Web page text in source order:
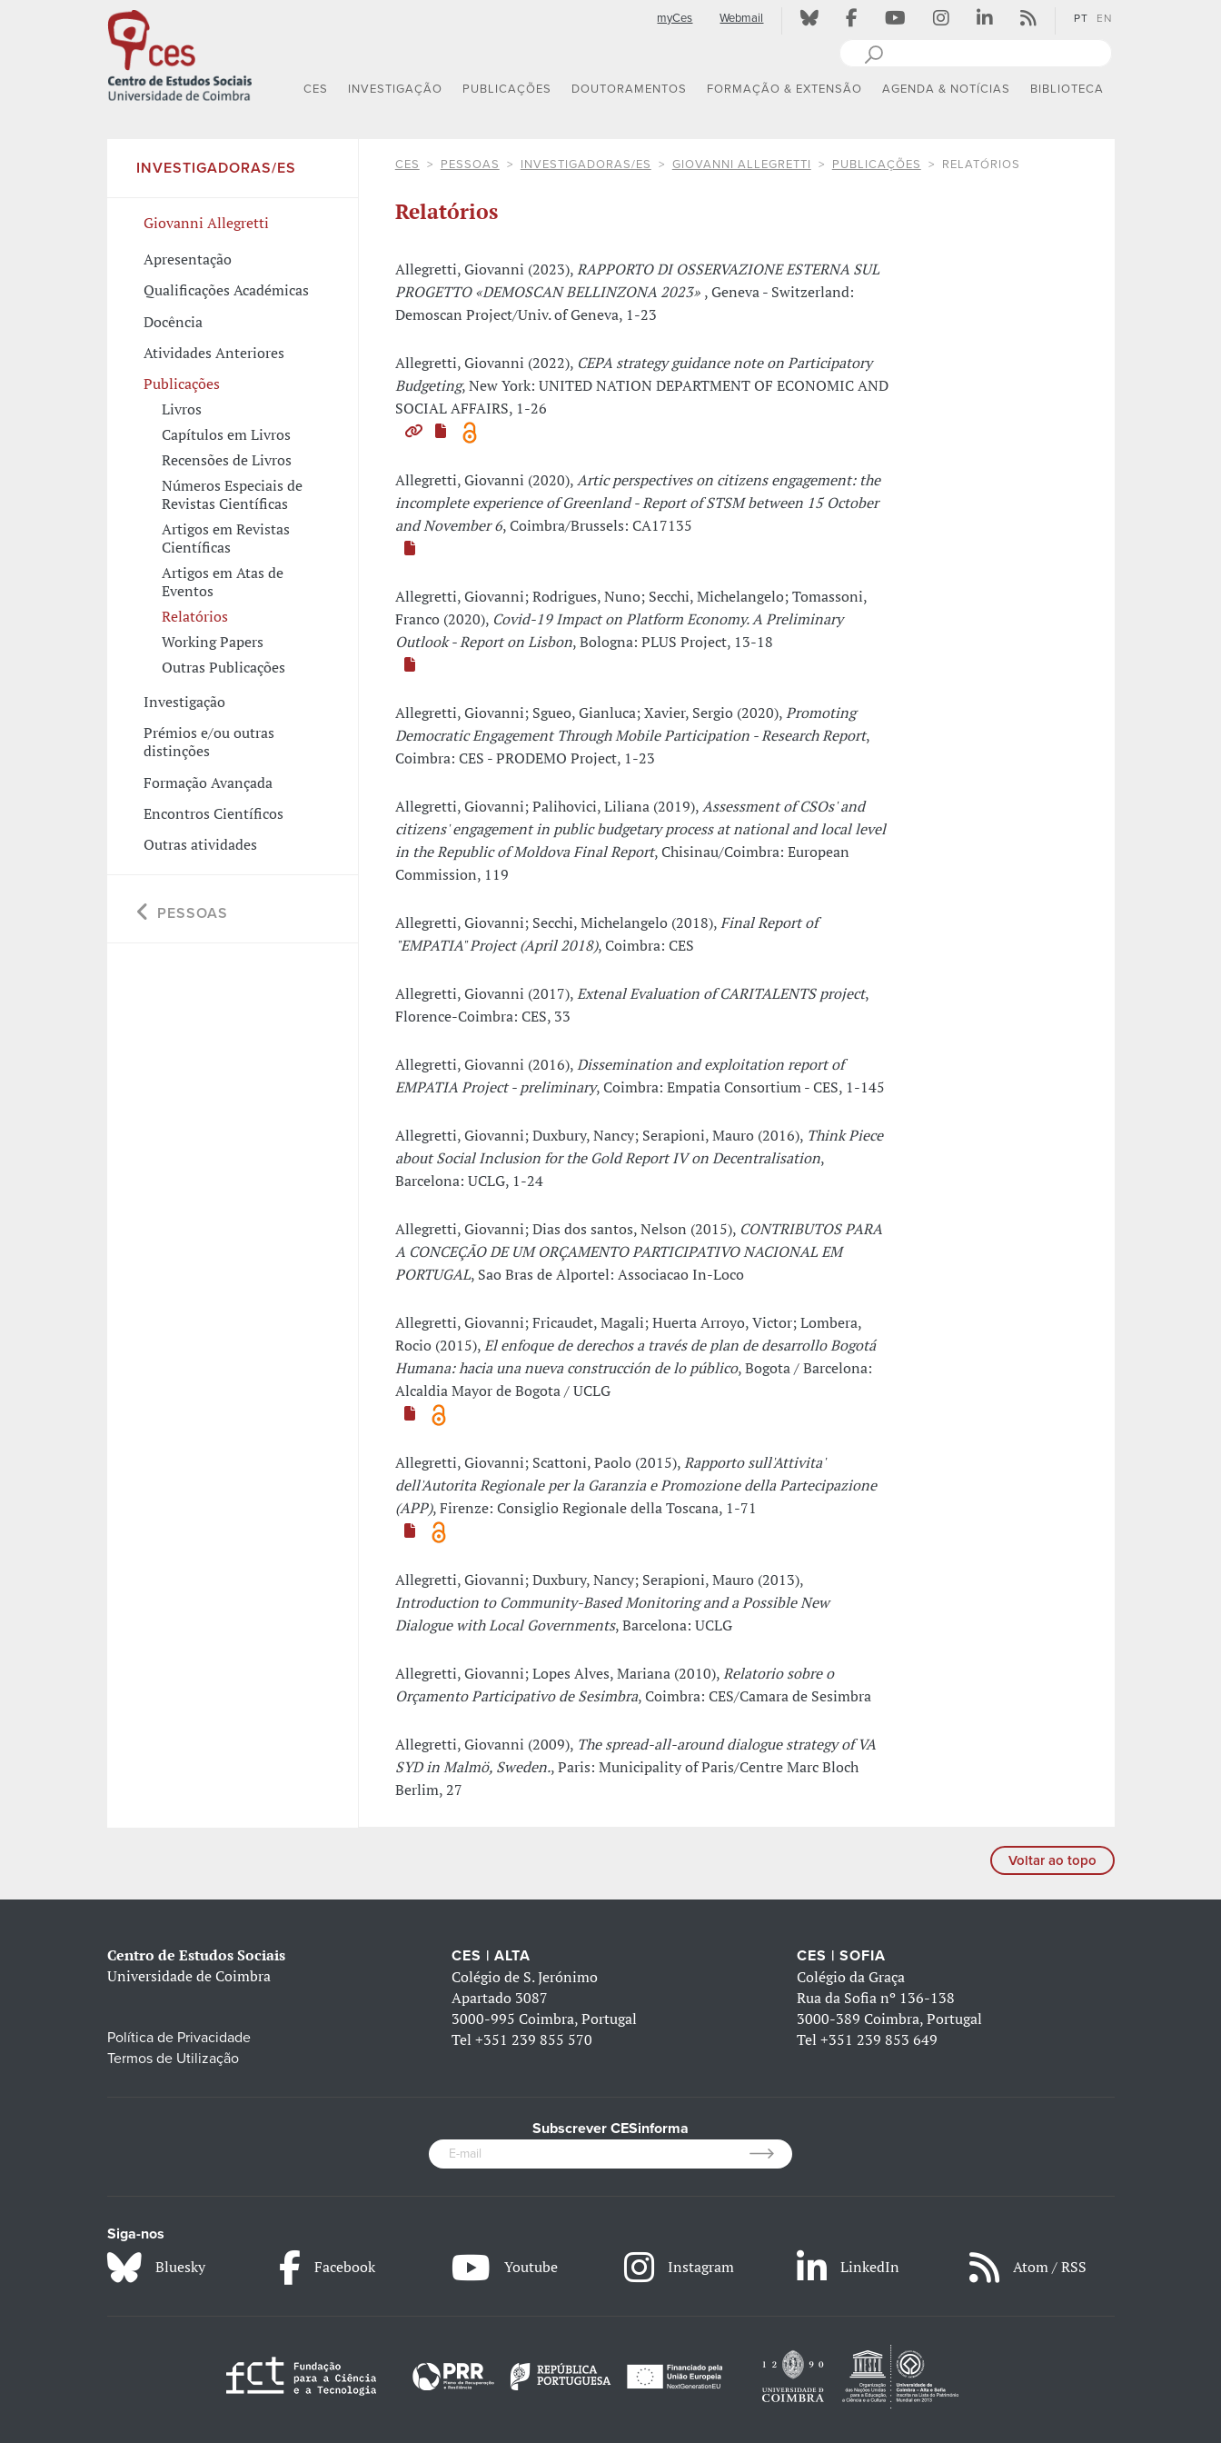
myCes Webmail PT EN
CES INVESTIGAÇÃO PUBLICAÇÕES DOUTORAMENTOS FORMAÇÃO & EXTENSÃO AGENDA & NOTÍCIAS BIBLIOTECA
INVESTIGADORAS/ES
Giovanni Allegretti
Apresentação
Qualificações Académicas
Docência
Atividades Anteriores
Publicações
Livros
Capítulos em Livros
Recensões de Livros
Números Especiais de
Revistas Científicas
Artigos em Revistas
Científicas
Artigos em Atas de
Eventos
Relatórios
Working Papers
Outras Publicações
Investigação
Prémios e/ou outras
distinções
Formação Avançada
Encontros Científicos
Outras atividades
PESSOAS
CES PESSOAS INVESTIGADORAS/ES GIOVANNI ALLEGRETTI PUBLICAÇÕES RELATÓRIOS
Relatórios
Allegretti, Giovanni (2023),RAPPORTO DI OSSERVAZIONE ESTERNA SUL
PROGETTO «DEMOSCAN BELLINZONA 2023» , Geneva - Switzerland:
Demoscan Project/Univ. of Geneva, 1-23
Allegretti, Giovanni (2022), CEPA strategy guidance note on Participatory
Budgeting, New York: UNITED NATION DEPARTMENT OF ECONOMIC AND
SOCIAL AFFAIRS, 1-26
Allegretti, Giovanni (2020),Artic perspectives on citizens engagement: the
incomplete experience of Greenland - Report of STSM between 15 October
and November 6, Coimbra/Brussels: CA17135
Allegretti, Giovanni; Rodrigues, Nuno; Secchi, Michelangelo; Tomassoni,
Franco (2020), Covid-19 Impact on Platform Economy. A Preliminary
Outlook - Report on Lisbon, Bologna: PLUS Project, 13-18
Allegretti, Giovanni; Sgueo, Gianluca; Xavier, Sergio (2020),Promoting
Democratic Engagement Through Mobile Participation - Research Report,
Coimbra: CES - PRODEMO Project, 1-23
Allegretti, Giovanni; Palihovici, Liliana (2019),Assessment of CSOs' and
citizens' engagement in public budgetary process at national and local level
in the Republic of Moldova Final Report, Chisinau/Coimbra: European
Commission, 119
Allegretti, Giovanni; Secchi, Michelangelo (2018),Final Report of
"EMPATIA" Project (April 2018), Coimbra: CES
Allegretti, Giovanni (2017),Extenal Evaluation of CARITALENTS project,
Florence-Coimbra: CES, 33
Allegretti, Giovanni (2016),Dissemination and exploitation report of
EMPATIA Project - preliminary, Coimbra: Empatia Consortium - CES, 1-145
Allegretti, Giovanni; Duxbury, Nancy; Serapioni, Mauro (2016), Think Piece
about Social Inclusion for the Gold Report IV on Decentralisation,
Barcelona: UCLG, 1-24
Allegretti, Giovanni; Dias dos santos, Nelson (2015), CONTRIBUTOS PARA
A CONCEÇÃO DE UM ORÇAMENTO PARTICIPATIVO NACIONAL EM
PORTUGAL, Sao Bras de Alportel: Associacao In-Loco
Allegretti, Giovanni; Fricaudet, Magali; Huerta Arroyo, Victor; Lombera,
Rocio (2015),El enfoque de derechos a través de plan de desarrollo Bogotá
Humana: hacia una nueva construcción de lo público, Bogota / Barcelona:
Alcaldia Mayor de Bogota / UCLG
Allegretti, Giovanni; Scattoni, Paolo (2015),Rapporto sull'Attivita'
dell'Autorita Regionale per la Garanzia e Promozione della Partecipazione
(APP), Firenze: Consiglio Regionale della Toscana, 1-71
Allegretti, Giovanni; Duxbury, Nancy; Serapioni, Mauro (2013),
Introduction to Community-Based Monitoring and a Possible New
Dialogue with Local Governments, Barcelona: UCLG
Allegretti, Giovanni; Lopes Alves, Mariana (2010),Relatorio sobre o
Orçamento Participativo de Sesimbra, Coimbra: CES/Camara de Sesimbra
Allegretti, Giovanni (2009), The spread-all-around dialogue strategy of VA
SYD in Malmö, Sweden., Paris: Municipality of Paris/Centre Marc Bloch
Berlim, 27
Voltar ao topo
Centro de Estudos Sociais
Universidade de Coimbra
Política de Privacidade
Termos de Utilização
CES | ALTA
Colégio de S. Jerónimo
Apartado 3087
3000-995 Coimbra, Portugal
Tel+351 239 855 570
CES | SOFIA
Colégio da Graça
Rua da Sofia nº 136-138
3000-389 Coimbra, Portugal
Tel +351 239 853 649
Subscrever CESinforma
Siga-nos
Bluesky Facebook Youtube Instagram LinkedIn Atom / RSS